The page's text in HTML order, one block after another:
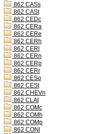
862 CASs
862 CASt
862 CEDc
862 CERa
862 CERe
862 CERh
862 CERl
862 CERn
862 CERp
862 CERr
862 CESo
862 CESt
862 CHEVn
862 CLAt
862 COMc
862 COMh
862 COMp
862 CONl